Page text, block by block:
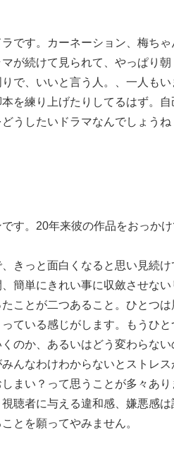
です。カーネーション、梅ち
が続けて見られて、やっぱり
で、いいと言う人。、一人もい
を練り上げたりしてるはず。
うしたいドラマなんでしょうね
す。20年来彼の作品をおっか
きっと面白くなると思い見続
簡単にきれい事に収斂させな
ことが二つあること。ひとつ
ている感じがします。もうひ
のか、あるいはどう変わらな
んなわけわからないとストレ
まい？って思うことが多々あり
聴者に与える違和感、嫌悪感
とを願ってやみません。